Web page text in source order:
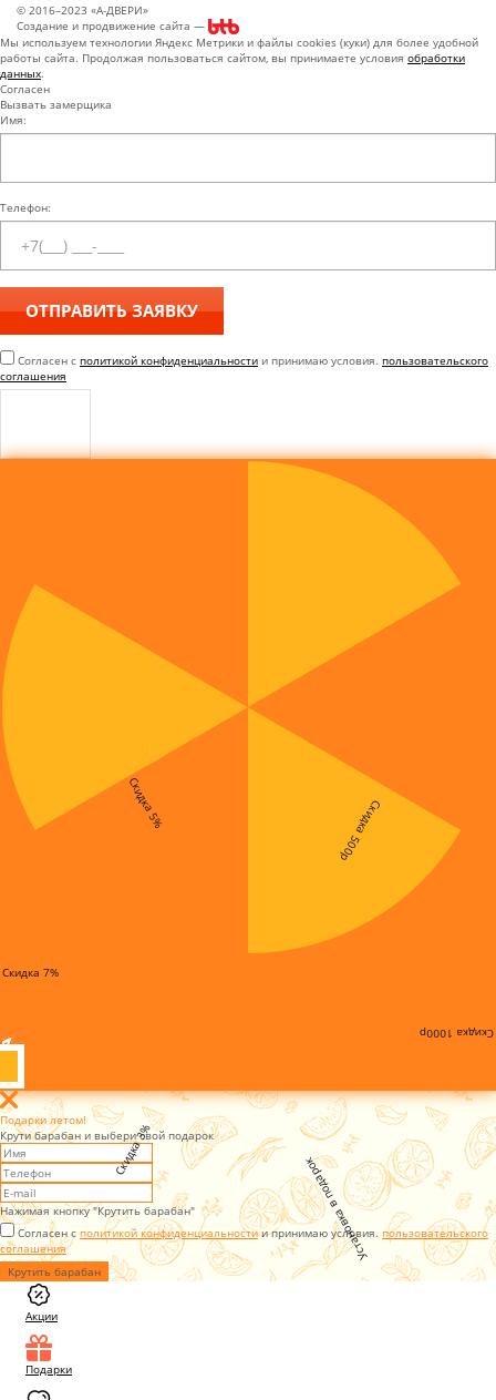
© 2016–2023 «А-ДВЕРИ»
Создание и продвижение сайта —
Мы используем технологии Яндекс Метрики и файлы cookies (куки) для более удобной
работы сайта. Продолжая пользоваться сайтом, вы принимаете условия обработки
данных.
Согласен
Вызвать замерщика
Имя:
Телефон:
Согласен с политикой конфиденциальности и принимаю условия. пользовательского
соглашения
Скидка 3%
Скидка 7%
Скидка 5% Скидка 500р
Скидка 1000р
Установка в подарок
Подарки летом!
Крути барабан и выбери свой подарок
Нажимая кнопку "Крутить барабан"
Согласен с политикой конфиденциальностии принимаю условия. пользовательского
соглашения
Крутить барабан
Акции
Подарки